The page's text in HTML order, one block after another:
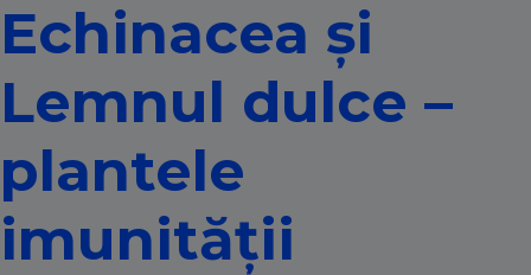
Echinacea și
Lemnul dulce –
plantele
imunității